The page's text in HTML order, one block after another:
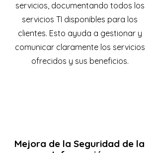
servicios, documentando todos los
servicios TI disponibles para los
clientes. Esto ayuda a gestionar y
comunicar claramente los servicios
ofrecidos y sus beneficios.
Mejora de la Seguridad de la